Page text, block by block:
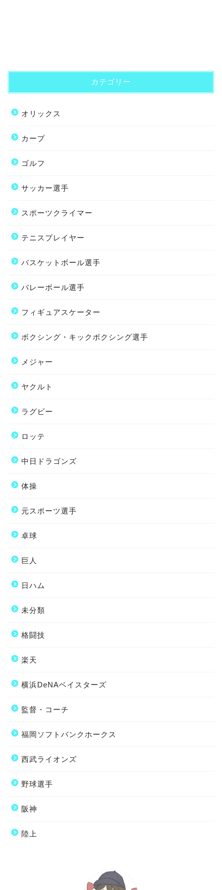
カテゴリー
オリックス
カープ
ゴルフ
サッカー選手
スポーツクライマー
テニスプレイヤー
バスケットボール選手
バレーボール選手
フィギュアスケーター
ボクシング・キックボクシング選手
メジャー
ヤクルト
ラグビー
ロッテ
中日ドラゴンズ
体操
元スポーツ選手
卓球
巨人
日ハム
未分類
格闘技
楽天
横浜DeNAベイスターズ
監督・コーチ
福岡ソフトバンクホークス
西武ライオンズ
野球選手
阪神
陸上